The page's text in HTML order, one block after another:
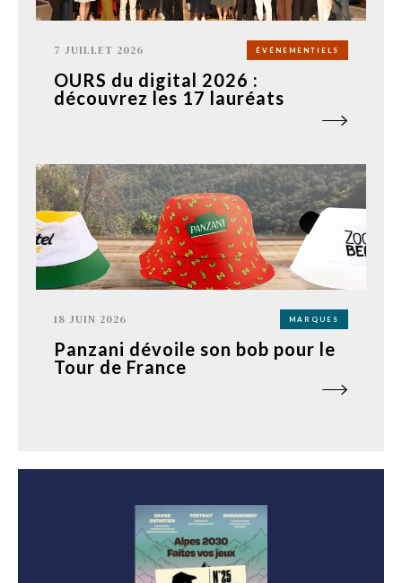
7 JUILLET 2026 ÉVÉNEMENTIELS
OURS du digital 2026 :
découvrez les 17 lauréats
18 JUIN 2026 MARQUES
Panzani dévoile son bob pour le
Tour de France